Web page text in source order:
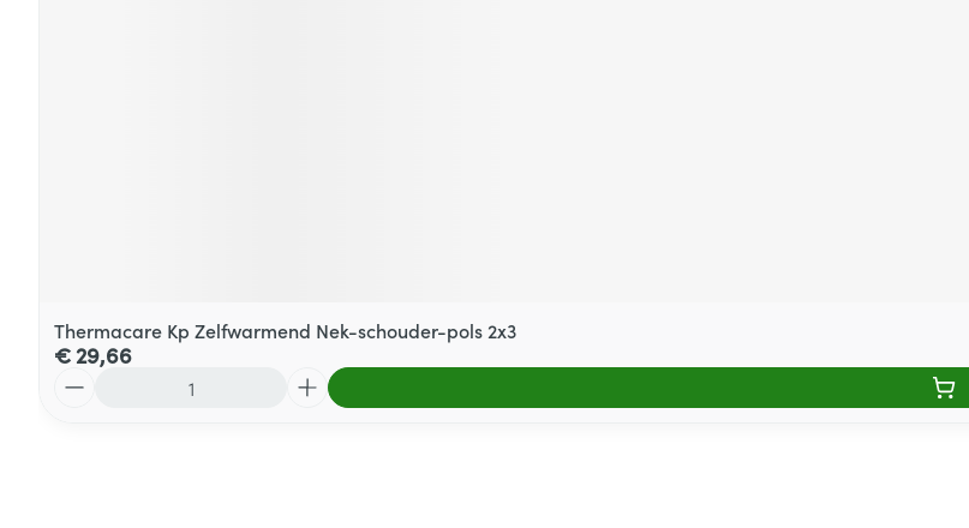
Thermacare Kp Zelfwarmend Nek-schouder-pols 2x3
€ 29,66